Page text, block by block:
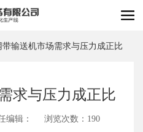
带输送机市场需求与压力成正比
求与压力成正比
编辑： 浏览次数：190